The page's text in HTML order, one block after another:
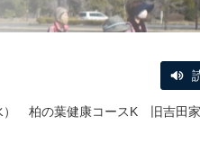
） 柏の葉健康コースK 旧吉田家